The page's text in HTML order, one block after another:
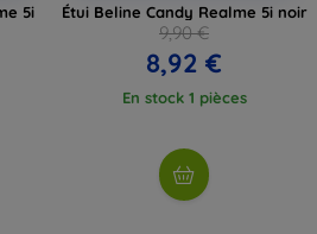
5i
Étui Beline Candy Realme 5i noir
9,90 €
8,92 €
En stock 1 pièces